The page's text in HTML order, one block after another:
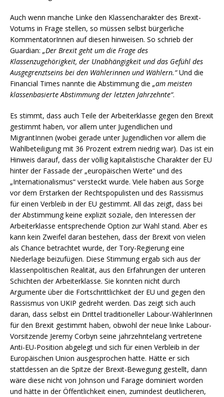
Auch wenn manche Linke den Klassencharakter des Brexit-
Votums in Frage stellen, so müssen selbst bürgerliche
KommentatorInnen auf diesen hinweisen. So schrieb der
Guardian: „Der Brexit geht um die Frage des
Klassenzugehörigkeit, der Unabhängigkeit und das Gefühl des
Ausgegrenztseins bei den Wählerinnen und Wählern.“Und die
Financial Times nannte die Abstimmung die „am meisten
klassenbasierte Abstimmung der letzten Jahrzehnte“.
Es stimmt, dass auch Teile der Arbeiterklasse gegen den Brexit
gestimmt haben, vor allem unter Jugendlichen und
MigrantInnen (wobei gerade unter Jugendlichen vor allem die
Wahlbeteiligung mit 36 Prozent extrem niedrig war). Das ist ein
Hinweis darauf, dass der völlig kapitalistische Charakter der EU
hinter der Fassade der „europäischen Werte“ und des
„Internationalismus“ versteckt wurde. Viele haben aus Sorge
vor dem Erstarken der Rechtspopulisten und des Rassismus
für einen Verbleib in der EU gestimmt. All das zeigt, dass bei
der Abstimmung keine explizit soziale, den Interessen der
Arbeiterklasse entsprechende Option zur Wahl stand. Aber es
kann kein Zweifel daran bestehen, dass der Brexit von vielen
als Chance betrachtet wurde, der Tory-Regierung eine
Niederlage beizufügen. Diese Stimmung ergab sich aus der
klassenpolitischen Realität, aus den Erfahrungen der unteren
Schichten der Arbeiterklasse. Sie konnten nicht durch
Argumente über die Fortschrittlichkeit der EU und gegen den
Rassismus von UKIP gedreht werden. Das zeigt sich auch
daran, dass selbst ein Drittel traditioneller Labour-WählerInnen
für den Brexit gestimmt haben, obwohl der neue linke Labour-
Vorsitzende Jeremy Corbyn seine jahrzehntelang vertretene
Anti-EU-Position abgelegt und sich für einen Verbleib in der
Europäischen Union ausgesprochen hatte. Hätte er sich
stattdessen an die Spitze der Brexit-Bewegung gestellt, dann
wäre diese nicht von Johnson und Farage dominiert worden
und hätte in der Öffentlichkeit einen, zumindest deutlicheren,